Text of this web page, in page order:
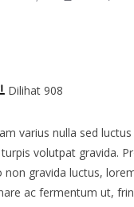
Dilihat 908
varius nulla sed
volutpat gravida.
non gravida luctus,
ac fermentum ut,